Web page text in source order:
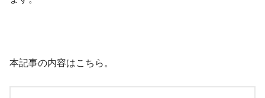
本記事の内容はこちら。